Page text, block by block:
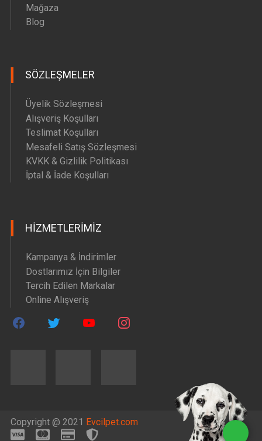
Mağaza
Blog
SÖZLEŞMELER
Üyelik Sözleşmesi
Alışveriş Koşulları
Teslimat Koşulları
Mesafeli Satış Sözleşmesi
KVKK & Gizlilik Politikası
İptal & İade Koşulları
HIZMETLERIMIZ
Kampanya & İndirimler
Dostlarımız İçin Bilgiler
Tercih Edilen Markalar
Online Alışveriş
Copyright @ 2021 Evcilpet.com